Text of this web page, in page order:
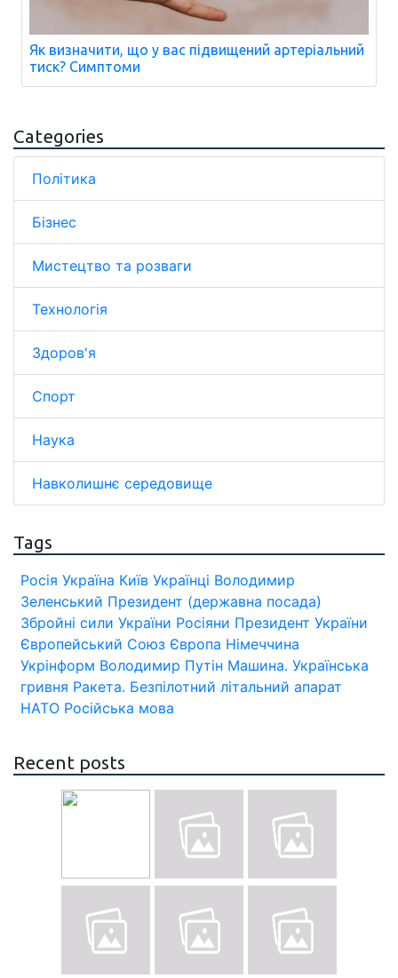
Як визначити, що у вас підвищений артеріальний
тиск? Симптоми
Categories
Політика
Бізнес
Мистецтво та розваги
Технологія
Здоров'я
Спорт
Наука
Навколишнє середовище
Tags
Росія Україна Київ Українці Володимир
Зеленський Президент (державна посада)
Збройні сили України Росіяни Президент України
Європейський Союз Європа Німеччина
Укрінформ Володимир Путін Машина. Українська
гривня Ракета. Безпілотний літальний апарат
НАТО Російська мова
Recent posts